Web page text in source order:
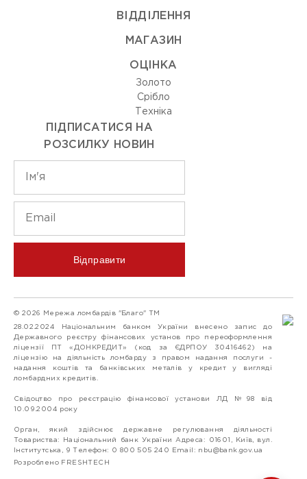
ВIДДIЛЕННЯ
МАГАЗИН
ОЦIНКА
Золото
Срiбло
Технiка
ПІДПИСАТИСЯ НА
РОЗСИЛКУ НОВИН
Відправити
© 2026 Мережа ломбардів "Благо" ТМ
28.02.2024 Національним банком України внесено запис до
Державного реєстру фінансових установ про переоформлення
ліцензії ПТ «ДОНКРЕДИТ» (код за ЄДРПОУ 30416462) на
ліцензію на діяльність ломбарду з правом надання послуги -
надання коштів та банківських металів у кредит у вигляді
ломбардних кредитів.
Свідоцтво про реєстрацію фінансової установи ЛД №98 від
10.09.2004 року
Орган, який здійснює державне регулювання діяльності
Товариства: Національний банк України Адреса: 01601, Київ, вул.
Інститутська, 9 Телефон: 0 800 505 240 Email: nbu@bank.gov.ua
Розроблено FRESHTECH